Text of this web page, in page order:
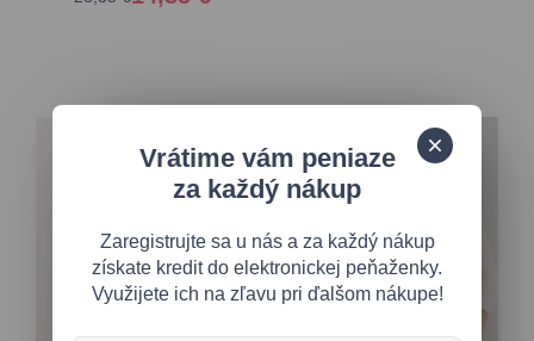
Vrátime vám peniaze
za každý nákup
Zaregistrujte sa u nás a za každý nákup
získate kredit do elektronickej peňaženky.
Využijete ich na zľavu pri ďalšom nákupe!